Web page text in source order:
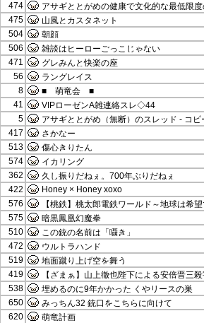
474
アサギととがめの健康で文化的な最低限
475
山風とカスタネット
504
朝顔
506
雑談はヒーローごっこじゃない
471
グレみんと快楽の座
56
ラングレイス
8
■ 萌竜会 ■
41
VIPローゼンA雑連絡スレ◇44
5
アサギととがめ（無断）のスレッド - コピ
417
さかなー
513
傷心きりたん
574
イカリング
362
久し振りだねぇ。700年ぶりだねぇ
422
Honey × Honey xoxo
576
【桃鉄】桃太郎電鉄ワールド～地球は希
575
暗黒鳳凰幻魔拳
510
この銃の名前は「囁き」
472
ウルトラハンド
519
地面蹴り上げ空を舞う
419
【ざまぁ】山上徹也陛下による安倍晋三
538
埋めるのに9年かかった くやリースの巣
650
みっちん32 銃口をこちらに向けて
620
萌竜計画